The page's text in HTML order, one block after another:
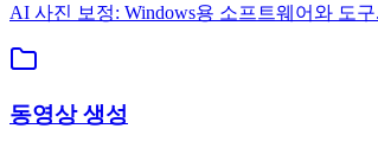
AI 사진 보정: Windows용 소프트웨어와 도구.
동영상 생성